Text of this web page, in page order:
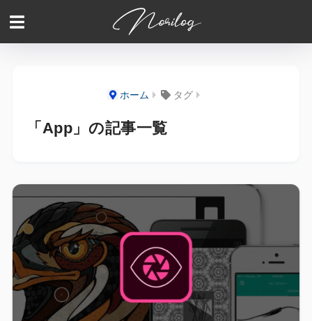
ホーム タグ
「App」の記事一覧